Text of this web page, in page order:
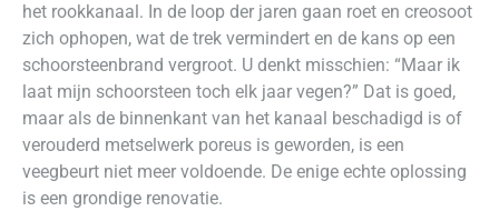
het rookkanaal. In de loop der jaren gaan roet en creosoot
zich ophopen, wat de trek vermindert en de kans op een
schoorsteenbrand vergroot. U denkt misschien: “Maar ik
laat mijn schoorsteen toch elk jaar vegen?” Dat is goed,
maar als de binnenkant van het kanaal beschadigd is of
verouderd metselwerk poreus is geworden, is een
veegbeurt niet meer voldoende. De enige echte oplossing
is een grondige renovatie.